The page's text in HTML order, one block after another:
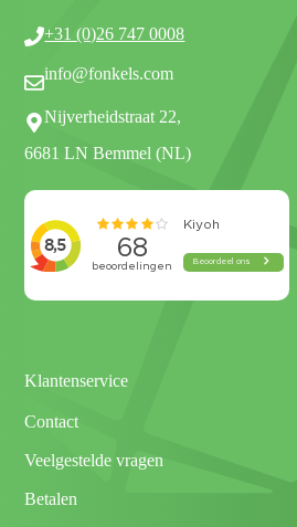
+31 (0)26 747 0008
info@fonkels.com
Nijverheidstraat 22,
6681 LN Bemmel (NL)
Klantenservice
Contact
Veelgestelde vragen
Betalen